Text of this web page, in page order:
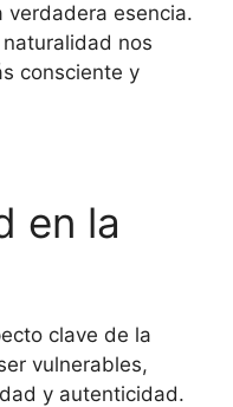
verdadera esencia.
nos
consciente y
en la
clave de la
vulnerables,
y autenticidad.